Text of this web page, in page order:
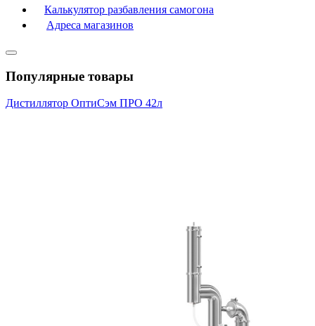
Калькулятор разбавления самогона
Адреса магазинов
Популярные товары
Дистиллятор ОптиСэм ПРО 42л